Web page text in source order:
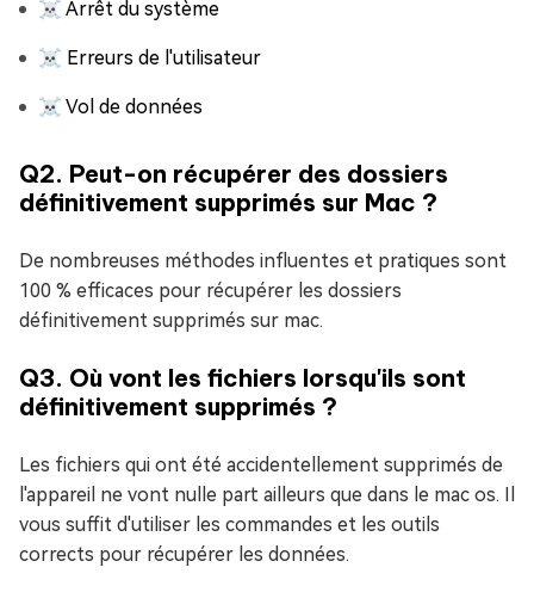
☠ Arrêt du système
☠ Erreurs de l'utilisateur
☠ Vol de données
Q2. Peut-on récupérer des dossiers
définitivement supprimés sur Mac ?
De nombreuses méthodes influentes et pratiques sont
100 % efficaces pour récupérer les dossiers
définitivement supprimés sur mac.
Q3. Où vont les fichiers lorsqu'ils sont
définitivement supprimés ?
Les fichiers qui ont été accidentellement supprimés de
l'appareil ne vont nulle part ailleurs que dans le mac os. Il
vous suffit d'utiliser les commandes et les outils
corrects pour récupérer les données.